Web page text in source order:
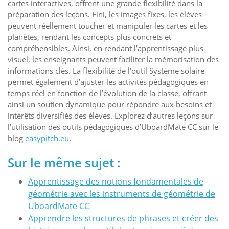
cartes interactives, offrent une grande flexibilité dans la
préparation des leçons. Fini, les images fixes, les élèves
peuvent réellement toucher et manipuler les cartes et les
planètes, rendant les concepts plus concrets et
compréhensibles. Ainsi, en rendant l’apprentissage plus
visuel, les enseignants peuvent faciliter la mémorisation des
informations clés. La flexibilité de l’outil Système solaire
permet également d’ajuster les activités pédagogiques en
temps réel en fonction de l’évolution de la classe, offrant
ainsi un soutien dynamique pour répondre aux besoins et
intérêts diversifiés des élèves. Explorez d’autres leçons sur
l’utilisation des outils pédagogiques d’UboardMate CC sur le
blog easypitch.eu.
Sur le même sujet :
Apprentissage des notions fondamentales de
géométrie avec les instruments de géométrie de
UboardMate CC
Apprendre les structures de phrases et créer des